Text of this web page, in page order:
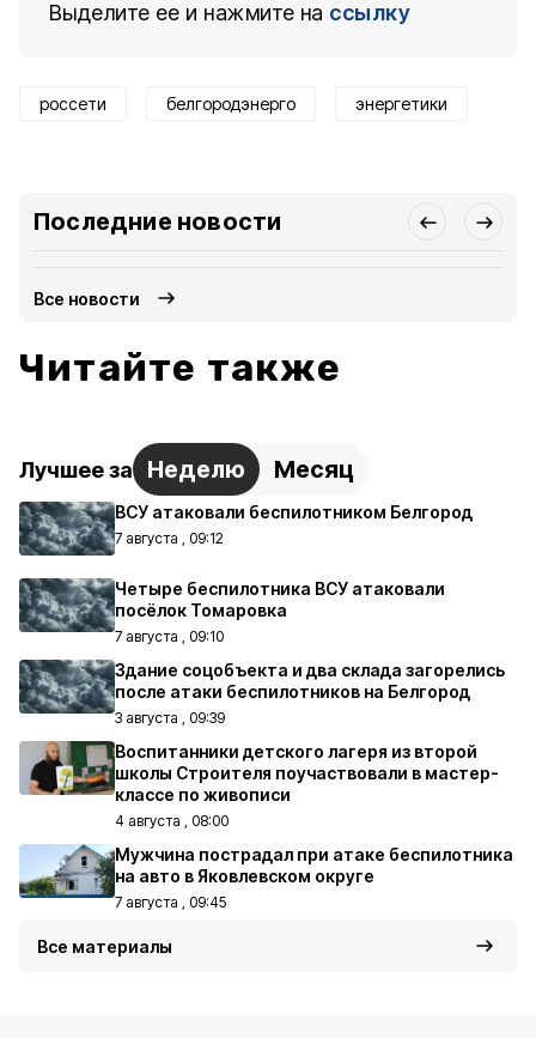
Выделите ее и нажмите на ссылку
россети белгородэнерго энергетики
Последние новости
Все новости
Читайте также
Лучшее за Неделю Месяц
ВСУ атаковали беспилотником Белгород
7 августа , 09:12
Четыре беспилотника ВСУ атаковали
посёлок Томаровка
7 августа , 09:10
Здание соцобъекта и два склада загорелись
после атаки беспилотников на Белгород
3 августа , 09:39
Воспитанники детского лагеря из второй
школы Строителя поучаствовали в мастер-
классе по живописи
4 августа , 08:00
Мужчина пострадал при атаке беспилотника
на авто в Яковлевском округе
7 августа , 09:45
Все материалы